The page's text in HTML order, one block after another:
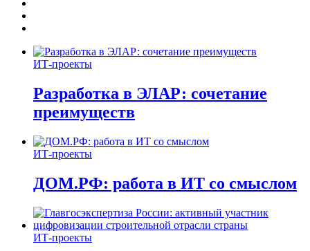
ИТ-проекты
Разработка в ЭЛАР: сочетание
преимуществ
ИТ-проекты
ДОМ.РФ: работа в ИТ со смыслом
ИТ-проекты